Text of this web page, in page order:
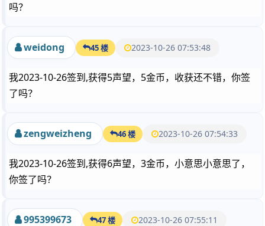
吗？
weidong 45 楼 2023-10-26 07:53:48
我2023-10-26签到,获得5声望，5金币，收获还不错，你签
了吗？
zengweizheng 46 楼 2023-10-26 07:54:33
我2023-10-26签到,获得6声望，3金币，小意思小意思了，
你签了吗？
995399673 47 楼 2023-10-26 07:55:11